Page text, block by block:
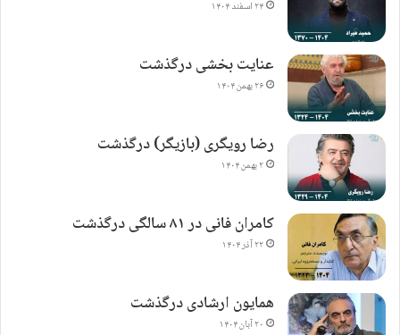
۲۴ اسفند ۱۴۰۴
عنایت بخشی درگذشت
۲۶ بهمن ۱۴۰۴
رضا رویگری (بازیگر) درگذشت
۲ بهمن ۱۴۰۴
کامران فانی در ۸۱ سالگی درگذشت
۲۲ آذر ۱۴۰۴
همایون ارشادی درگذشت
۲۰ آبان ۱۴۰۴